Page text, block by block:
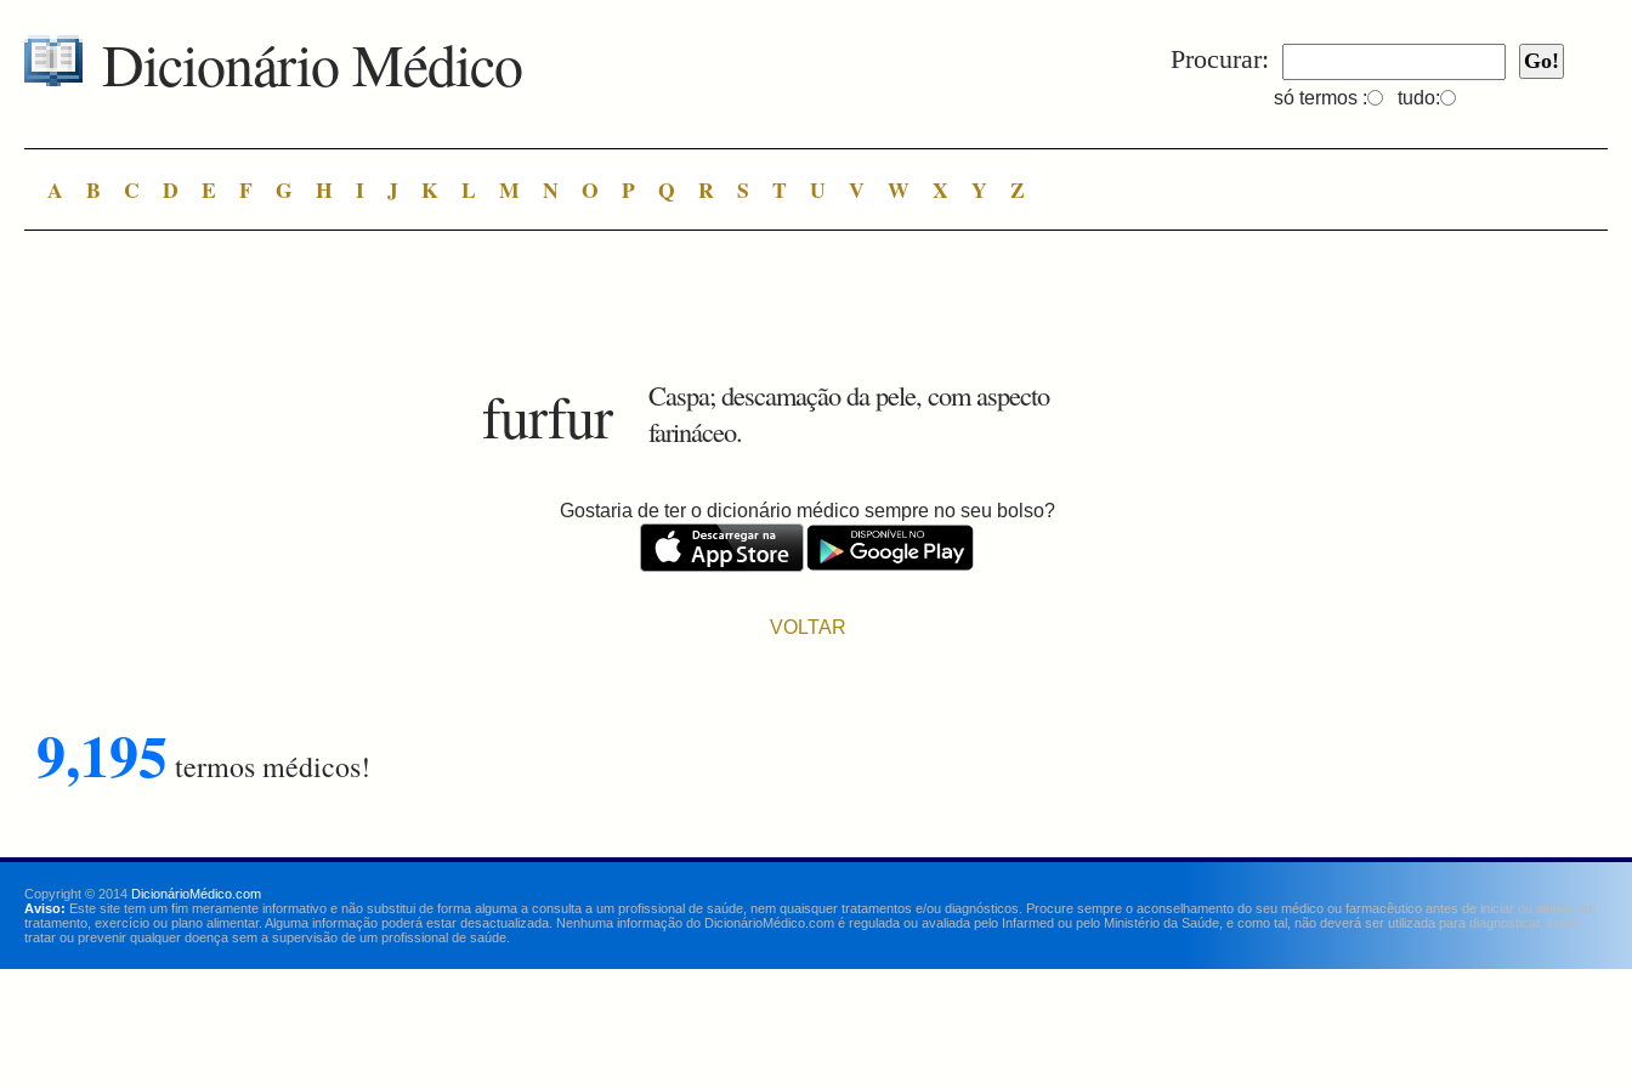
Procurar:
só termos : tudo:
Dicionário Médico
A B C D E F G H I J K L M N O P Q R S T U V W X Y Z
furfur
Caspa; descamação da pele, com aspecto
farináceo.
Gostaria de ter o dicionário médico sempre no seu bolso?
VOLTAR
9,195 termos médicos!
Copyright © 2014 DicionárioMédico.com
Aviso: Este site tem um fim meramente informativo e não substitui de forma alguma a consulta a um profissional de saúde, nem quaisquer tratamentos e/ou diagnósticos. Procure sempre o aconselhamento do seu médico ou farmacêutico antes de iniciar ou alterar um
tratamento, exercício ou plano alimentar. Alguma informação poderá estar desactualizada. Nenhuma informação do DicionárioMédico.com é regulada ou avaliada pelo Infarmed ou pelo Ministério da Saúde, e como tal, não deverá ser utilizada para diagnosticar, curar,
tratar ou prevenir qualquer doença sem a supervisão de um profissional de saúde.